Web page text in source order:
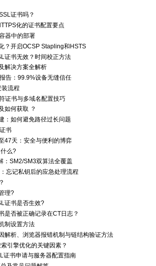
证书吗？
化的证书配置要点
器中的部署
？开启OCSP Stapling和HSTS
证书无效？时间校正方法
解决方案全解析
告：99.9%设备无缝信任
流程
证书与多域名配置技巧
如何获取 ？
：如何避免路径过长问题
书
47天：安全与便利的博弈
么?
：SM2/SM3双算法全覆盖
忘记私钥后的应急处理流程
理?
证书是否生效?
是否被正确记录在CT日志？
制设置方法
解析、浏览器报错机制与链结构验证方法
引擎优化的关键因素？
证书申请与服务器配置指南